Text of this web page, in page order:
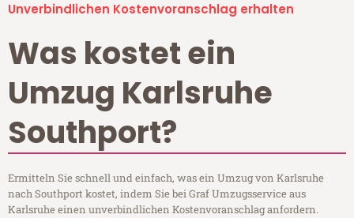
Unverbindlichen Kostenvoranschlag erhalten
Was kostet ein
Umzug Karlsruhe
Southport?
Ermitteln Sie schnell und einfach, was ein Umzug von Karlsruhe
nach Southport kostet, indem Sie bei Graf Umzugsservice aus
Karlsruhe einen unverbindlichen Kostenvoranschlag anfordern.